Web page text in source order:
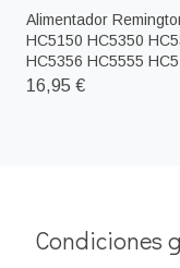
Alimentador
HC5150 HC5350
HC5356 HC5555
16,95 €
Condiciones